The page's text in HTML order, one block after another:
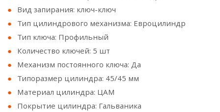
Вид запирания: ключ-ключ
Тип цилиндрового механизма: Евроцилиндр
Тип ключа: Профильный
Количество ключей: 5 шт
Механизм постоянного ключа: Да
Типоразмер цилиндра: 45/45 мм
Материал цилиндра: ЦАМ
Покрытие цилиндра: Гальваника